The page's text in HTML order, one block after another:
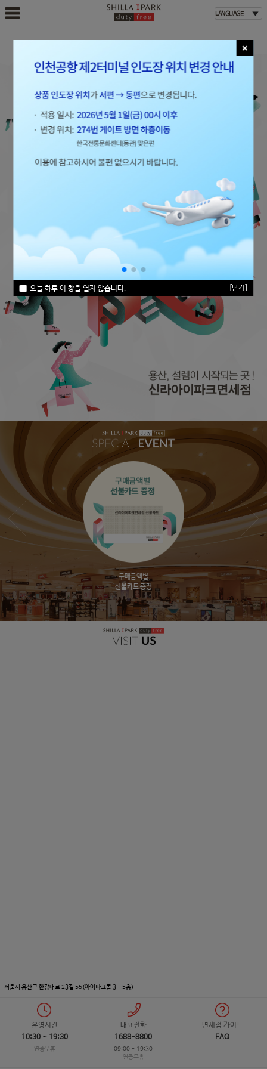
럭셔리 워치
즉시 할인
구매금액별
선불카드 증정
신규회원
웰컴 기프트
서울시 용산구 한강대로 23길 55(아이파크몰 3 - 5층)
운영시간
10:30 ~ 19:30
연중무휴
대표전화
1688-8800
09:00 ~ 19:30
연중무휴
면세점 가이드
FAQ
오늘 하루 이 창을 열지 않습니다. [닫기]